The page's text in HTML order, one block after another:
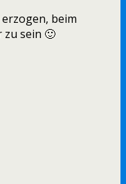
beim
sein 🙂